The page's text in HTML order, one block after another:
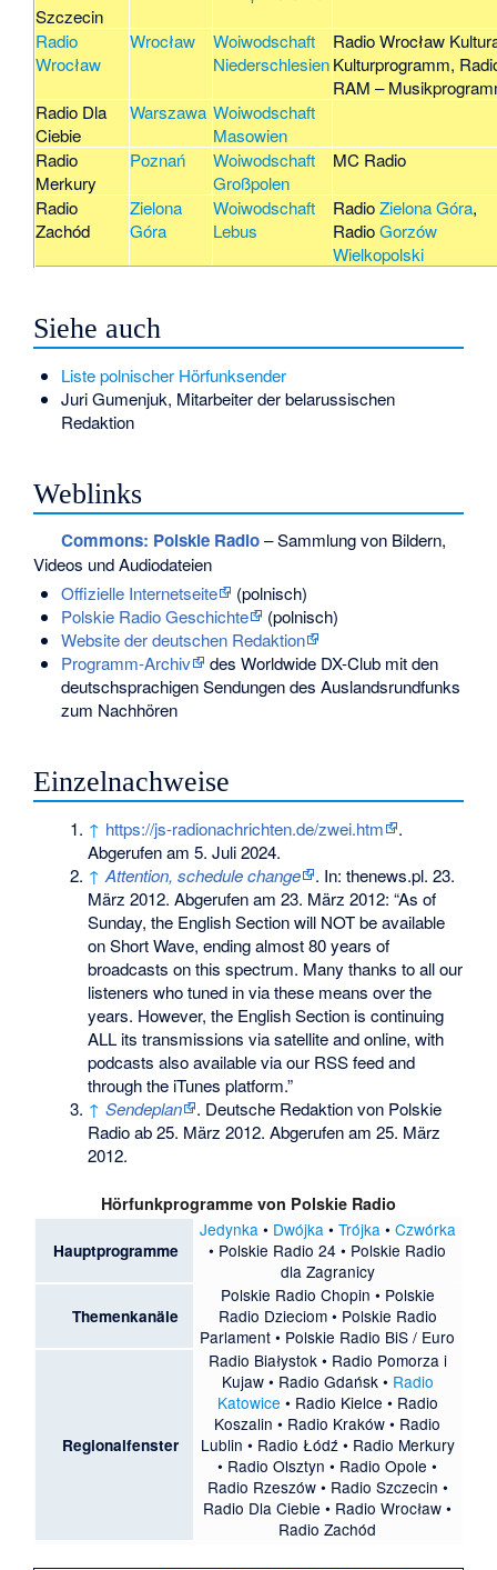
Szczecin
Radio
Wrocław
Wrocław
Woiwodschaft
Niederschlesien
Radio Wrocław
Kulturprogramm,
RAM –
Radio Dla
Ciebie
Warszawa Woiwodschaft
Masowien
Radio
Merkury
Poznań
Woiwodschaft
Großpolen
MC Radio
Radio
Zachód
Zielona
Góra
Woiwodschaft
Lebus
RadioZielona Góra,
RadioGorzów
Wielkopolski
Siehe auch
Liste polnischer Hörfunksender
Juri Gumenjuk, Mitarbeiter der belarussischen
Redaktion
Weblinks
Commons: Polskie Radio– Sammlung von Bildern,
Videos und Audiodateien
Offizielle Internetseite
(polnisch)
Polskie Radio Geschichte
(polnisch)
Website der deutschen Redaktion
Programm-Archiv
des Worldwide DX-Club mit den
deutschsprachigen Sendungen des Auslandsrundfunks
zum Nachhören
Einzelnachweise
↑ https://js-radionachrichten.de/zwei.htm
.
Abgerufen am 5. Juli 2024.
↑ Attention, schedule change
. In: thenews.pl. 23.
März 2012. Abgerufen am 23. März 2012: “As of
Sunday, the English Section will NOT be available
on Short Wave, ending almost 80 years of
broadcasts on this spectrum. Many thanks to all our
listeners who tuned in via these means over the
years. However, the English Section is continuing
ALL its transmissions via satellite and online, with
podcasts also available via our RSS feed and
through the iTunes platform.”
↑ Sendeplan
. Deutsche Redaktion von Polskie
Radio ab 25. März 2012. Abgerufen am 25. März
2012.
Hörfunkprogramme von Polskie Radio
Hauptprogramme
Jedynka • Dwójka • Trójka • Czwórka
• Polskie Radio 24 • Polskie Radio
dla Zagranicy
Themenkanäle
Polskie Radio Chopin • Polskie
Radio Dzieciom• Polskie Radio
Parlament • Polskie Radio BiS / Euro
Regionalfenster
Radio Białystok• Radio Pomorza i
Kujaw• Radio Gdańsk• Radio
Katowice • Radio Kielce • Radio
Koszalin • Radio Kraków • Radio
Lublin • Radio Łódź • Radio Merkury
• Radio Olsztyn • Radio Opole •
Radio Rzeszów• Radio Szczecin •
Radio Dla Ciebie • Radio Wrocław •
Radio Zachód